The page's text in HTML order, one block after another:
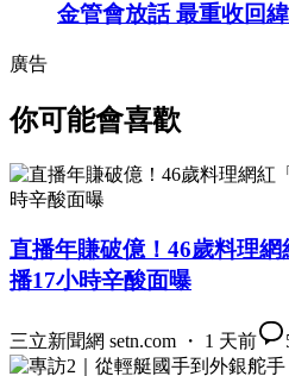
金管會放話 最重收回
廣告
你可能會喜歡
直播年賺破億！46歲料理
播17小時辛酸面曝
三立新聞網 setn.com ・ 1 天前